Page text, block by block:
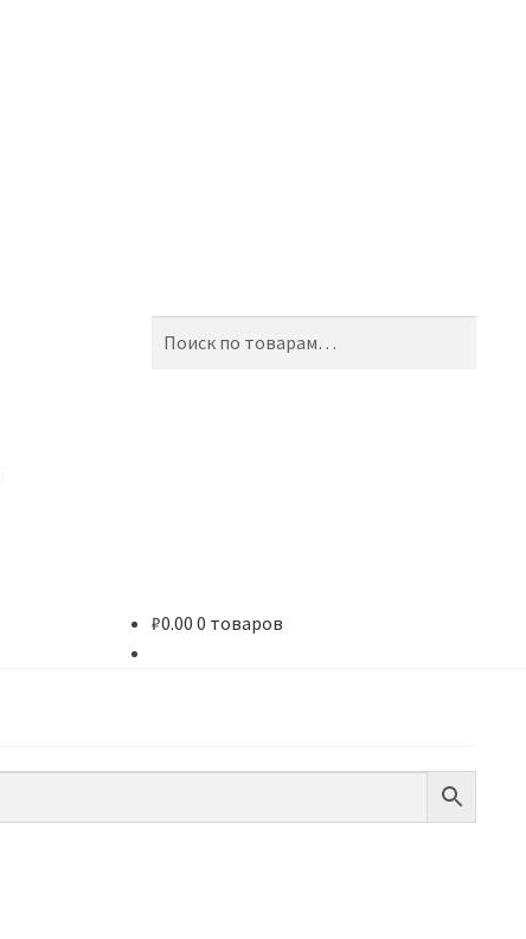
₽0.00 0 товаров